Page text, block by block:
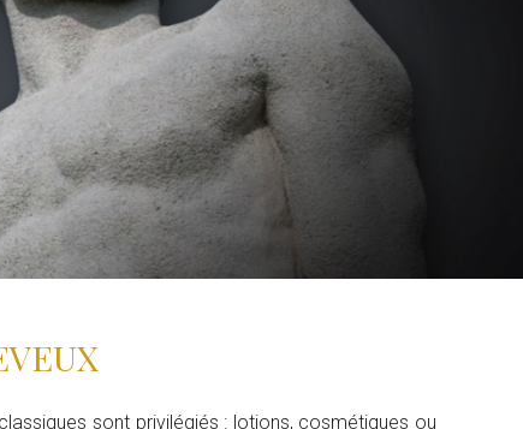
sont privilégiés : lotions, cosmétiques ou